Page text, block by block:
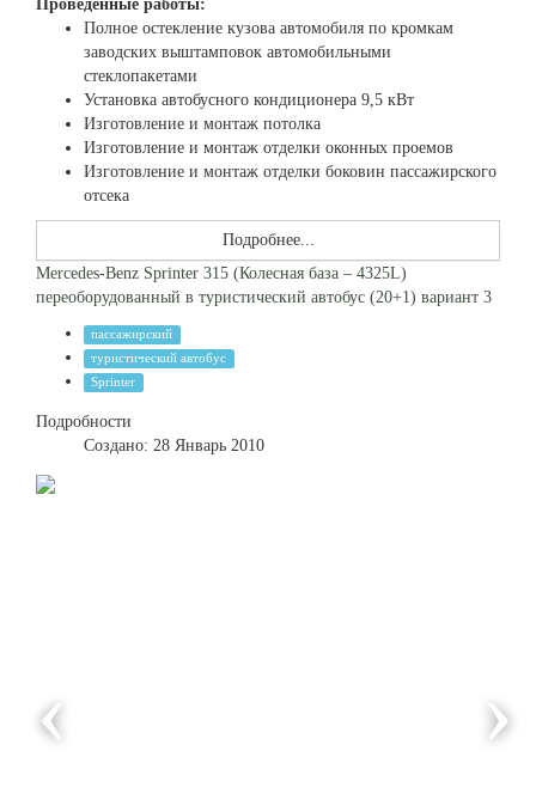
Проведенные работы:
Полное остекление кузова автомобиля по кромкам
заводских выштамповок автомобильными
стеклопакетами
Установка автобусного кондиционера 9,5 кВт
Изготовление и монтаж потолка
Изготовление и монтаж отделки оконных проемов
Изготовление и монтаж отделки боковин пассажирского
отсека
Подробнее...
Mercedes-Benz Sprinter 315 (Колесная база – 4325L)
переоборудованный в туристический автобус (20+1) вариант 3
пассажирский
туристический автобус
Sprinter
Подробности
Создано: 28 Январь 2010
‹ ›